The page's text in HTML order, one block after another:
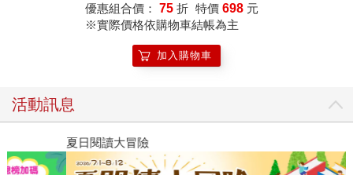
看起來不正經念書啊。」 「爸比認為不能從表面上看事情。
你要想想並不是學校不管秩序。你要看他們科系的專業就是
服裝設計科、美容美髮科。當然每天要化妝和打扮，或許是
我吧。」 「你沒看過周星馳的少林足球嗎？身為一個汽車修
的廚具鍋鏟上學。」 「嗯嗯嗯嗯嗯，那爸比媽咪以後的晚餐
就我負責了。」 「都要進入餐飲管理的正宗宗門了，那些邪
優惠組合價： 75 折 特價 698 元
※實際價格依購物車結帳為主
加入購物車
活動訊息
夏日閱讀大冒險